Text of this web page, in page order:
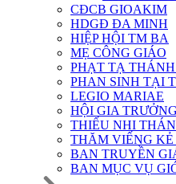
CĐCB GIOAKIM
HDGĐ ĐA MINH
HIỆP HỘI TM BA
MẸ CÔNG GIÁO
PHẠT TẠ
PHAN SINH TẠI
LEGIO MARIAE
HỘI GIA TRƯỞNG
THIẾU NHI
THĂM VIẾNG
BAN TRUYỀN
BAN MỤC VỤ